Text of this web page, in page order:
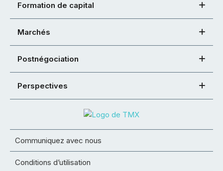
Formation de capital
Marchés
Postnégociation
Perspectives
Communiquez avec nous
Conditions d’utilisation